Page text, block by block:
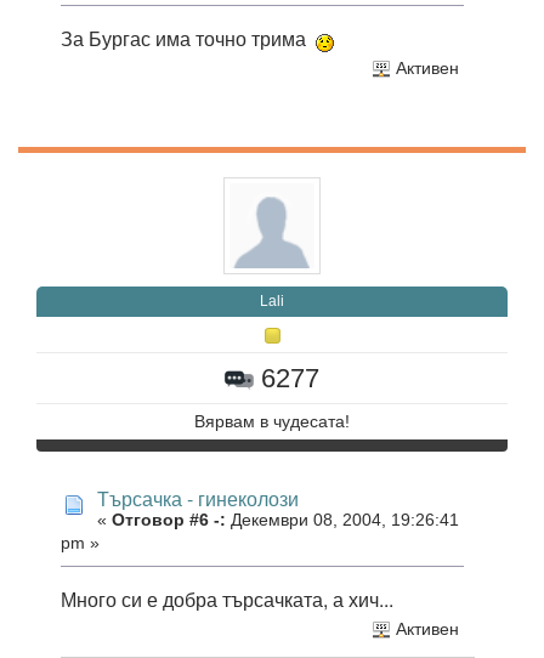
За Бургас има точно трима
Активен
Lali
6277
Вярвам в чудесата!
Търсачка - гинеколози
« Отговор #6 -: Декември 08, 2004, 19:26:41
pm »
Много си е добра търсачката, а хич...
Активен